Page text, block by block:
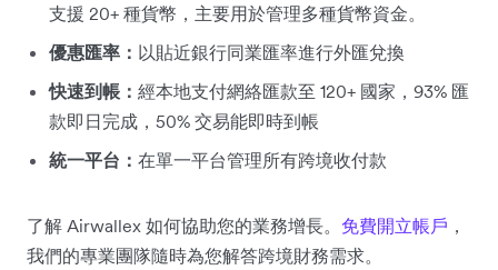
支援 20+ 種貨幣，主要用於管理多種貨幣資金。
優惠匯率： 以貼近銀行同業匯率進行外匯兌換
快速到帳： 經本地支付網絡匯款至 120+ 國家，93% 匯
款即日完成，50% 交易能即時到帳
統一平台： 在單一平台管理所有跨境收付款
了解 Airwallex 如何協助您的業務增長。 免費開立帳戶 ，
我們的專業團隊隨時為您解答跨境財務需求。